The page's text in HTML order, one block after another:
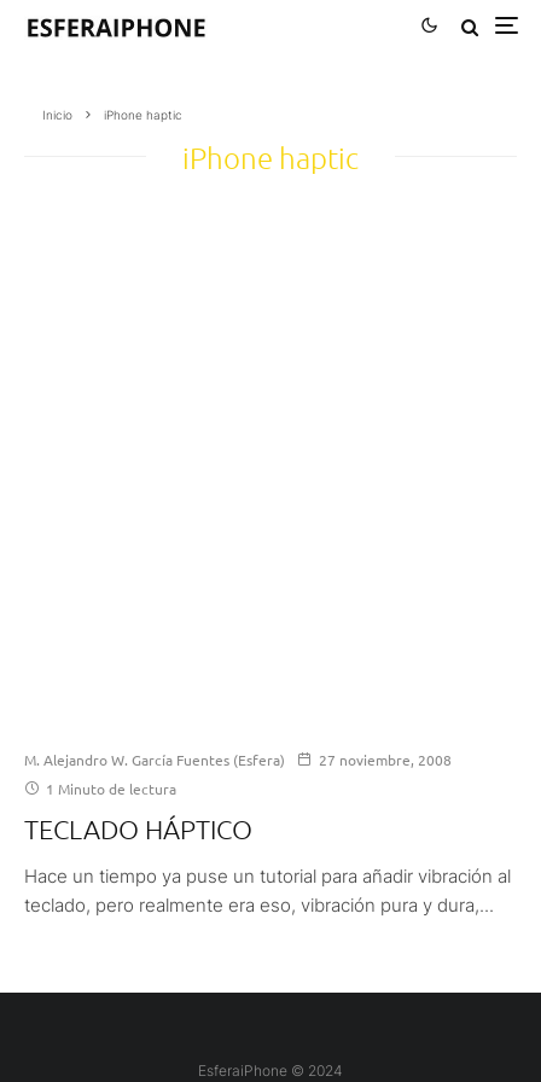
Inicio iPhone haptic
iPhone haptic
M. Alejandro W. García Fuentes (Esfera)
27 noviembre, 2008
1 Minuto de lectura
TECLADO HÁPTICO
Hace un tiempo ya puse un tutorial para añadir vibración al
teclado, pero realmente era eso, vibración pura y dura,...
EsferaiPhone © 2024